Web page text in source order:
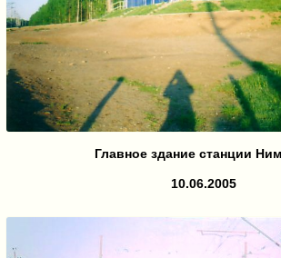
Главное здание станции
10.06.2005